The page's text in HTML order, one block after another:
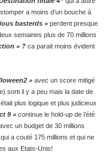
a moins d’un bouche à
basterds » perdent presque
semaines plus de 70 millions
» ?ca parait moins évident
» avec un score mitigé
sorti il y a peu mais la date de
plus logique et plus judicieux
9 » continue le hold-up de l’été
un budget de 30 millions
a couté 175 millions et qui ne
aux Etats-Unis!